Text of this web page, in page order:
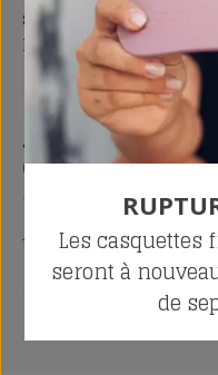
surtout un accueil et
Design
Joel
Client vérifié
très bonne qualité,
Les casquettes
seront à
de